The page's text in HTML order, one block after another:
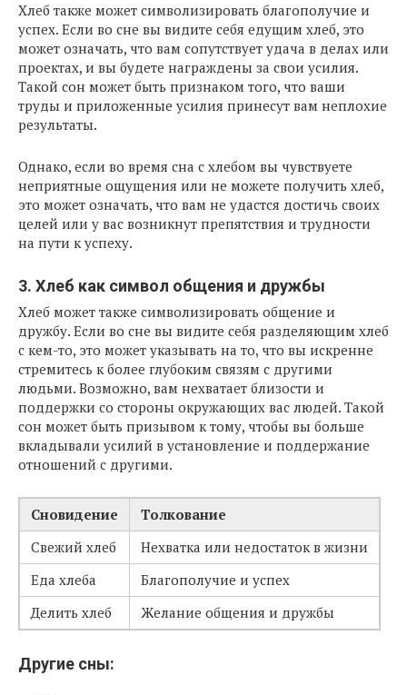
Хлеб также может символизировать благополучие и
успех. Если во сне вы видите себя едущим хлеб, это
может означать, что вам сопутствует удача в делах или
проектах, и вы будете награждены за свои усилия.
Такой сон может быть признаком того, что ваши
труды и приложенные усилия принесут вам неплохие
результаты.
Однако, если во время сна с хлебом вы чувствуете
неприятные ощущения или не можете получить хлеб,
это может означать, что вам не удастся достичь своих
целей или у вас возникнут препятствия и трудности
на пути к успеху.
3. Хлеб как символ общения и дружбы
Хлеб может также символизировать общение и
дружбу. Если во сне вы видите себя разделяющим хлеб
с кем-то, это может указывать на то, что вы искренне
стремитесь к более глубоким связям с другими
людьми. Возможно, вам нехватает близости и
поддержки со стороны окружающих вас людей. Такой
сон может быть призывом к тому, чтобы вы больше
вкладывали усилий в установление и поддержание
отношений с другими.
Сновидение
Толкование
Свежий хлеб
Нехватка или недостаток в жизни
Еда хлеба
Благополучие и успех
Делить хлеб
Желание общения и дружбы
Другие сны: